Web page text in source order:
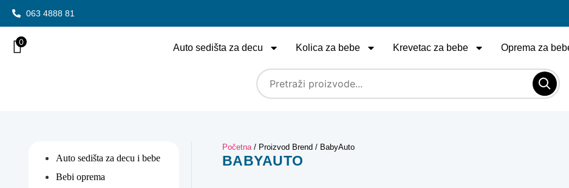
063 4888 81
Auto sedišta za decu Kolica za bebe Krevetac za bebe Oprema za
0
Auto sedišta za decu i bebe
Bebi oprema
Početna/ Proizvod Brend / BabyAuto
BABYAUTO